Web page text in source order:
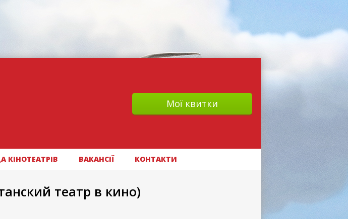
Мої квитки
КІНОТЕАТРІВ ВАКАНСІЇ КОНТАКТИ
театр в кино)